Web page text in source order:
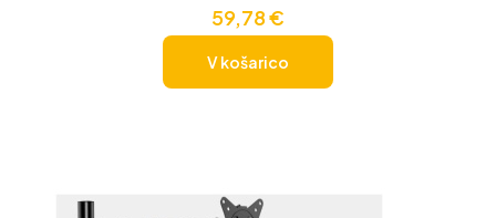
59,78€
V košarico